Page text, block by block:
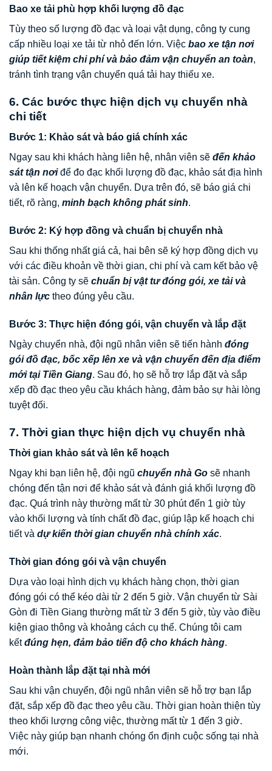
Bao xe tải phù hợp khối lượng đồ đạc
Tùy theo số lượng đồ đạc và loại vật dụng, công ty cung
cấp nhiều loại xe tải từ nhỏ đến lớn. Việc bao xe tận nơi
giúp tiết kiệm chi phí và bảo đảm vận chuyển an toàn,
tránh tình trạng vận chuyển quá tải hay thiếu xe.
6. Các bước thực hiện dịch vụ chuyển nhà
chi tiết
Bước 1: Khảo sát và báo giá chính xác
Ngay sau khi khách hàng liên hệ, nhân viên sẽ đến khảo
sát tận nơiđể đo đạc khối lượng đồ đạc, khảo sát địa hình
và lên kế hoạch vận chuyển. Dựa trên đó, sẽ báo giá chi
tiết, rõ ràng, minh bạch không phát sinh.
Bước 2: Ký hợp đồng và chuẩn bị chuyển nhà
Sau khi thống nhất giá cả, hai bên sẽ ký hợp đồng dịch vụ
với các điều khoản về thời gian, chi phí và cam kết bảo vệ
tài sản. Công ty sẽ chuẩn bị vật tư đóng gói, xe tải và
nhân lực theo đúng yêu cầu.
Bước 3: Thực hiện đóng gói, vận chuyển và lắp đặt
Ngày chuyển nhà, đội ngũ nhân viên sẽ tiến hành đóng
gói đồ đạc, bốc xếp lên xe và vận chuyển đến địa điểm
mới tại Tiền Giang. Sau đó, họ sẽ hỗ trợ lắp đặt và sắp
xếp đồ đạc theo yêu cầu khách hàng, đảm bảo sự hài lòng
tuyệt đối.
7. Thời gian thực hiện dịch vụ chuyển nhà
Thời gian khảo sát và lên kế hoạch
Ngay khi bạn liên hệ, đội ngũ chuyển nhà Go sẽ nhanh
chóng đến tận nơi để khảo sát và đánh giá khối lượng đồ
đạc. Quá trình này thường mất từ 30 phút đến 1 giờ tùy
vào khối lượng và tính chất đồ đạc, giúp lập kế hoạch chi
tiết và dự kiến thời gian chuyển nhà chính xác.
Thời gian đóng gói và vận chuyển
Dựa vào loại hình dịch vụ khách hàng chọn, thời gian
đóng gói có thể kéo dài từ 2 đến 5 giờ. Vận chuyển từ Sài
Gòn đi Tiền Giang thường mất từ 3 đến 5 giờ, tùy vào điều
kiện giao thông và khoảng cách cụ thể. Chúng tôi cam
kếtđúng hẹn, đảm bảo tiến độ cho khách hàng.
Hoàn thành lắp đặt tại nhà mới
Sau khi vận chuyển, đội ngũ nhân viên sẽ hỗ trợ bạn lắp
đặt, sắp xếp đồ đạc theo yêu cầu. Thời gian hoàn thiện tùy
theo khối lượng công việc, thường mất từ 1 đến 3 giờ.
Việc này giúp bạn nhanh chóng ổn định cuộc sống tại nhà
mới.